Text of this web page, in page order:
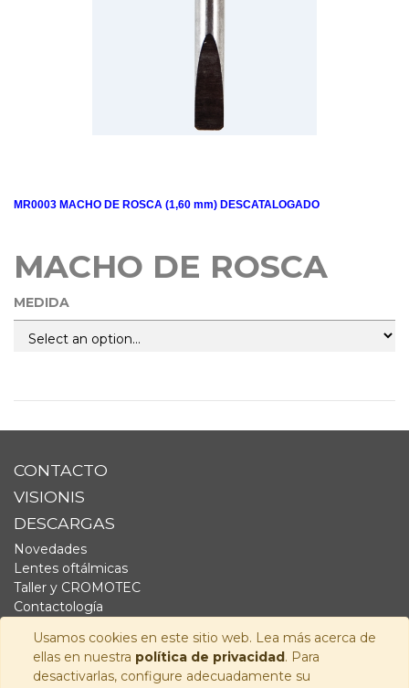
Usamos cookies en este sitio web. Lea más acerca de
ellas en nuestra política de privacidad. Para
desactivarlas, configure adecuadamente su
MR0003 MACHO DE ROSCA (1,60 mm) DESCATALOGADO
MACHO DE ROSCA
MEDIDA
CONTACTO
VISIONIS
DESCARGAS
Novedades
Lentes oftálmicas
Taller y CROMOTEC
Contactología
Fornitura
Audiología